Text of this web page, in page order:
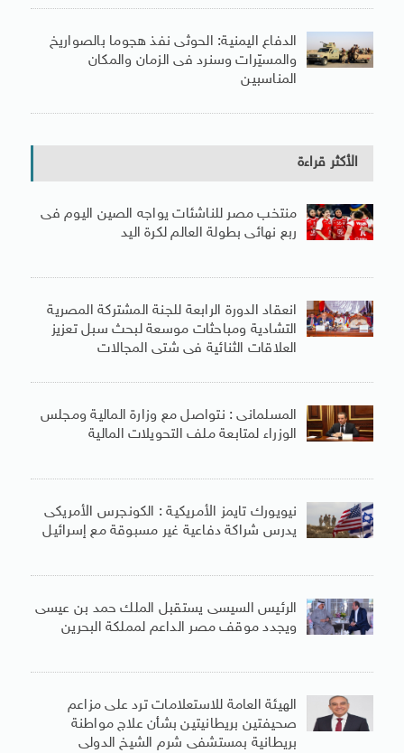
الدفاع اليمنية: الحوثى نفذ هجوما بالصواريخ
والمسيّرات وسنرد فى الزمان والمكان
المناسبين
الأكثر قراءة
منتخب مصر للناشئات يواجه الصين اليوم فى
ربع نهائى بطولة العالم لكرة اليد
انعقاد الدورة الرابعة للجنة المشتركة المصرية
التشادية ومباحثات موسعة لبحث سبل تعزيز
العلاقات الثنائية فى شتى المجالات
المسلمانى : نتواصل مع وزارة المالية ومجلس
الوزراء لمتابعة ملف التحويلات المالية
نيويورك تايمز الأمريكية : الكونجرس الأمريكى
يدرس شراكة دفاعية غير مسبوقة مع إسرائيل
الرئيس السيسى يستقبل الملك حمد بن عيسى
ويجدد موقف مصر الداعم لمملكة البحرين
الهيئة العامة للاستعلامات ترد على مزاعم
صحيفتين بريطانيتين بشأن علاج مواطنة
بريطانية بمستشفى شرم الشيخ الدولى